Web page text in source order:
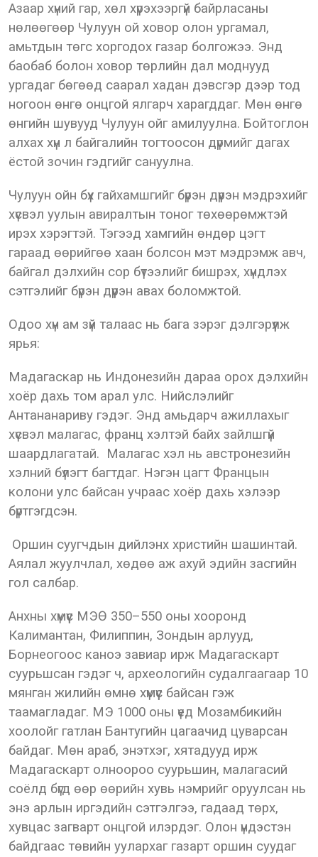
Азаар хүний гар, хөл хүрэхээргүй байрласаны
нөлөөгөөр Чулуун ой ховор олон ургамал,
амьтдын төгс хоргодох газар болгожээ. Энд
баобаб болон ховор төрлийн дал моднууд
ургадаг бөгөөд саарал хадан дэвсгэр дээр тод
ногоон өнгө онцгой ялгарч харагддаг. Мөн өнгө
өнгийн шувууд Чулуун ойг амилуулна. Бойтоглон
алхах хүн л байгалийн тогтоосон дүрмийг дагах
ёстой зочин гэдгийг сануулна.
Чулуун ойн бүх гайхамшгийг бүрэн дүүрэн мэдрэхийг
хүсвэл уулын авиралтын тоног төхөөрөмжтэй
ирэх хэрэгтэй. Тэгээд хамгийн өндөр цэгт
гараад өөрийгөө хаан болсон мэт мэдрэмж авч,
байгал дэлхийн сор бүтээлийг бишрэх, хүндлэх
сэтгэлийг бүрэн дүүрэн авах боломжтой.
Одоо хүн ам зүй талаас нь бага зэрэг дэлгэрүүлж
ярья:
Мадагаскар нь Индонезийн дараа орох дэлхийн
хоёр дахь том арал улс. Нийслэлийг
Антананариву гэдэг. Энд амьдарч ажиллахыг
хүсвэл малагас, франц хэлтэй байх зайлшгүй
шаардлагатай. Малагас хэл нь австронезийн
хэлний бүлэгт багтдаг. Нэгэн цагт Францын
колони улс байсан учраас хоёр дахь хэлээр
бүртгэгдсэн.
Оршин суугчдын дийлэнх христийн шашинтай.
Аялал жуулчлал, хөдөө аж ахуй эдийн засгийн
гол салбар.
Анхны хүмүүс МЭӨ 350–550 оны хооронд
Калимантан, Филиппин, Зондын арлууд,
Борнеогоос каноэ завиар ирж Мадагаскарт
суурьшсан гэдэг ч, археологийн судалгаагаар 10
мянган жилийн өмнө хүмүүс байсан гэж
таамагладаг. МЭ 1000 оны үед Мозамбикийн
хоолойг гатлан Бантугийн цагаачид цуварсан
байдаг. Мөн араб, энэтхэг, хятадууд ирж
Мадагаскарт олноороо суурьшин, малагасий
соёлд бүгд өөр өөрийн хувь нэмрийг оруулсан нь
энэ арлын иргэдийн сэтгэлгээ, гадаад төрх,
хувцас загварт онцгой илэрдэг. Олон үндэстэн
байдгаас төвийн уулархаг газарт оршин суудаг